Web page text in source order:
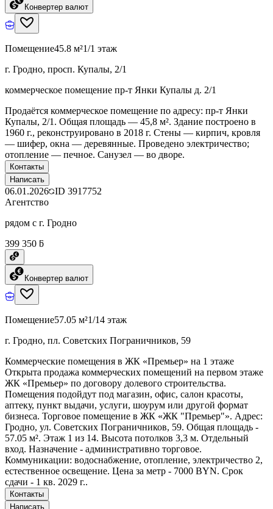
Конвертер валют
Помещение45.8 м²1/1 этаж
г. Гродно, просп. Купалы, 2/1
коммерческое помещение пр-т Янки Купалы д. 2/1
Продаётся коммерческое помещение по адресу: пр-т Янки
Купалы, 2/1. Общая площадь — 45,8 м². Здание построено в
1960 г., реконструировано в 2018 г. Стены — кирпич, кровля
— шифер, окна — деревянные. Проведено электричество;
отопление — печное. Санузел — во дворе.
Контакты
Написать
06.01.2026 ID 3917752
Агентство
рядом с г. Гродно
399 350 ƃ
Конвертер валют
Помещение57.05 м²1/14 этаж
г. Гродно, пл. Советских Пограничников, 59
Коммерческие помещения в ЖК «Премьер» на 1 этаже
Открыта продажа коммерческих помещений на первом этаже
ЖК «Премьер» по договору долевого строительства.
Помещения подойдут под магазин, офис, салон красоты,
аптеку, пункт выдачи, услуги, шоурум или другой формат
бизнеса. Торговое помещение в ЖК «ЖК "Премьер"». Адрес:
Гродно, ул. Советских Пограничников, 59. Общая площадь -
57.05 м². Этаж 1 из 14. Высота потолков 3,3 м. Отдельный
вход. Назначение - административно торговое.
Коммуникации: водоснабжение, отопление, электричество 2,
естественное освещение. Цена за метр - 7000 BYN. Срок
сдачи - 1 кв. 2029 г..
Контакты
Написать